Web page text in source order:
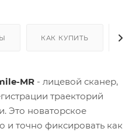
КАК КУПИТЬ
MR - лицевой сканер,
траекторий
Это новаторское
и точно фиксировать как